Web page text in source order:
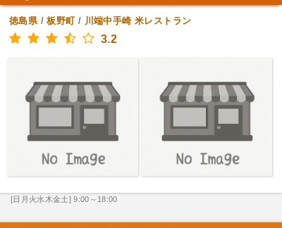
徳島県/板野町/ 川端中手崎 米レストラン
3.2
[日月火水木金土] 9:00～18:00